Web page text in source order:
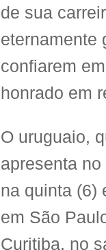
de sua
eternamente
confiarem
honrado em
O uruguaio,
apresenta
na quinta (6)
em São
Curitiba, no